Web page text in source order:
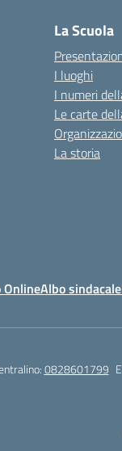
La Scuola
I luoghi
I numeri
Le carte
La storia
OnlineAlbo sindacale
0828601799